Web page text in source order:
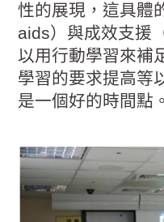
性的展現，這具體
aids）與成效支援
以用行動學習來補
學習的要求提高等
是一個好的時間點